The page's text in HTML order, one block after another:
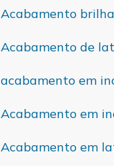
Acabamento
Acabamento de
acabamento em
Acabamento em
Acabamento em